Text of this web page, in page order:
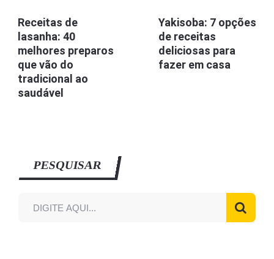
Receitas de
lasanha: 40
melhores preparos
que vão do
tradicional ao
saudável
Yakisoba: 7 opções
de receitas
deliciosas para
fazer em casa
PESQUISAR